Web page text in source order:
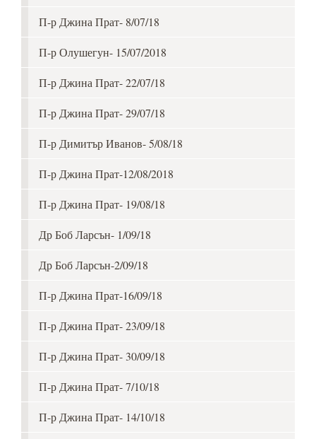
П-р Джина Прат- 8/07/18
П-р Олушегун- 15/07/2018
П-р Джина Прат- 22/07/18
П-р Джина Прат- 29/07/18
П-р Димитър Иванов- 5/08/18
П-р Джина Прат-12/08/2018
П-р Джина Прат- 19/08/18
Др Боб Ларсън- 1/09/18
Др Боб Ларсън-2/09/18
П-р Джина Прат-16/09/18
П-р Джина Прат- 23/09/18
П-р Джина Прат- 30/09/18
П-р Джина Прат- 7/10/18
П-р Джина Прат- 14/10/18